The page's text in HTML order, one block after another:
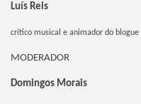
Luís Reis
crítico musical e animador do blogue
MODERADOR
Domingos Morais